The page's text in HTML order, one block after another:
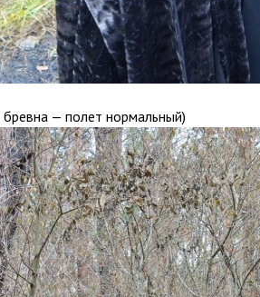
— полет нормальный)